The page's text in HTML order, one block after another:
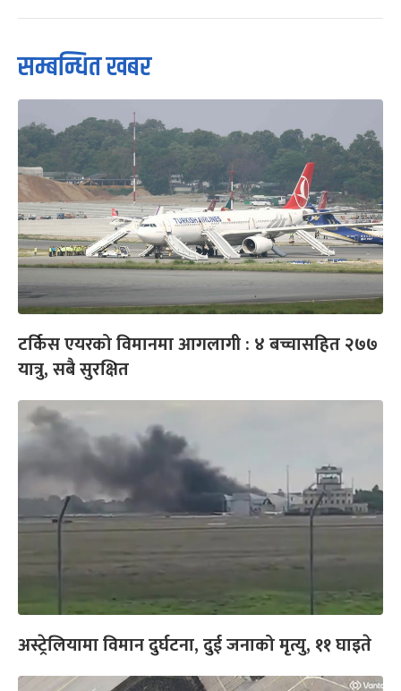
सम्बन्धित खबर
टर्किस एयरको विमानमा आगलागी : ४ बच्चासहित २७७
यात्रु, सबै सुरक्षित
अस्ट्रेलियामा विमान दुर्घटना, दुई जनाको मृत्यु, ११ घाइते